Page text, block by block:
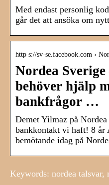
Med endast personlig
går det att ansöka om
http s://sv-se.facebook.com ›
Nordea
behöver hjälp
bankfrågor …
Demet Yilmaz på
bankkontakt vi haft! 8
bemötande idag på
Keywords: nordea talsvar,